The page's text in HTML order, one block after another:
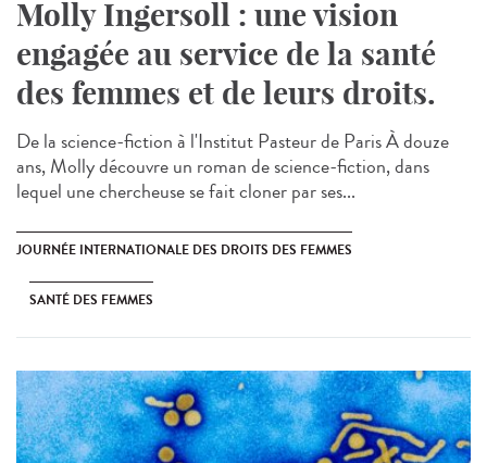
Molly Ingersoll : une vision
engagée au service de la santé
des femmes et de leurs droits.
De la science-fiction à l'Institut Pasteur de Paris À douze
ans, Molly découvre un roman de science-fiction, dans
lequel une chercheuse se fait cloner par ses...
JOURNÉE INTERNATIONALE DES DROITS DES FEMMES
SANTÉ DES FEMMES